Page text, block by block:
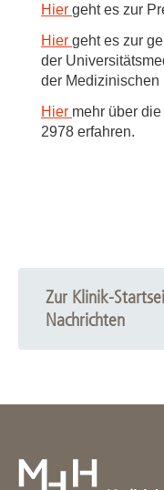
Hier geht es zur
Hier geht es zur
der
der Medizinischen
Hier mehr über
2978 erfahren.
Zur Klinik-
Nachrichten